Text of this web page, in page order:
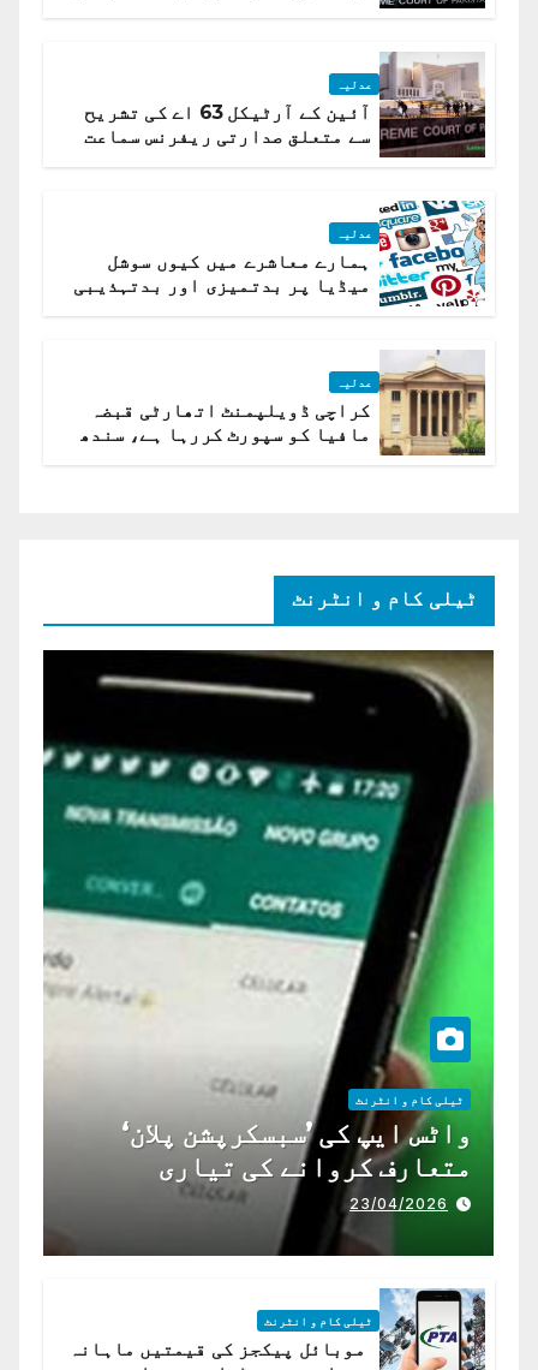
عدلیہ
آئین کے آرٹیکل 63 اے کی تشریح
سے متعلق صدارتی ریفرنس سماعت
عدلیہ
ہمارے معاشرے میں کیوں سوشل
میڈیا پر بدتمیزی اور بدتہذیبی
عدلیہ
کراچی ڈویلپمنٹ اتھارٹی قبضہ
مافیا کو سپورٹ کررہا ہے، سندھ
ٹیلی کام و انٹرنٹ
ٹیلی کام و انٹرنٹ
واٹس ایپ کی ’سبسکرپشن پلان‘
متعارف کروانے کی تیاری
23/04/2026
ٹیلی کام و انٹرنٹ
موبائل پیکجز کی قیمتیں ماہانہ